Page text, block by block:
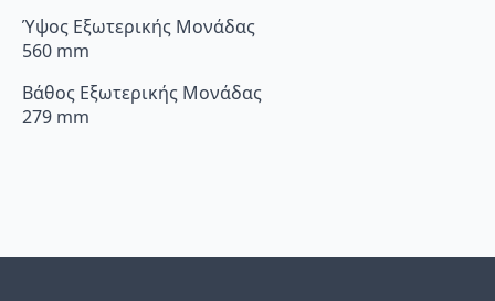
Ύψος Εξωτερικής Μονάδας
560 mm
Βάθος Εξωτερικής Μονάδας
279 mm